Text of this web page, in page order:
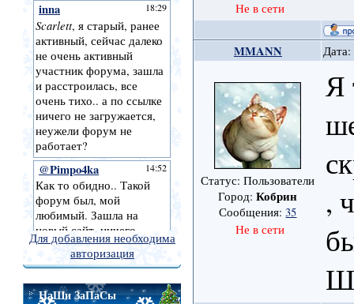
Для добавления необходима
авторизация
НаШи ЗаПаСы
Не в сети
MMANN
Статус: Пользователи
Город:Кобрин
Сообщения:35
Не в сети
Я
,